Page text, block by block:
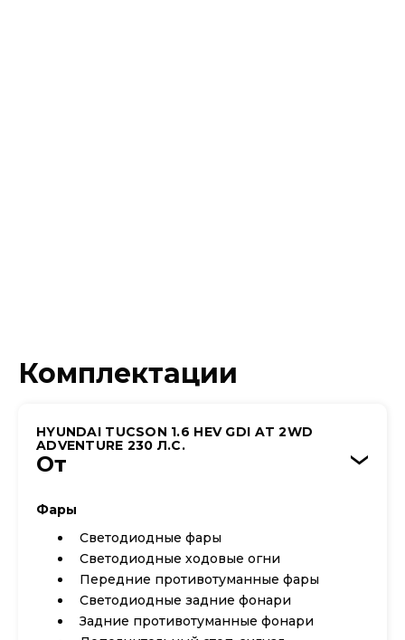
Комплектации
HYUNDAI TUCSON 1.6 HEV GDI AT 2WD
ADVENTURE 230 Л.С.
От ›
Фары
Светодиодные фары
Светодиодные ходовые огни
Передние противотуманные фары
Cветодиодные задние фонари
Задние противотуманные фонари